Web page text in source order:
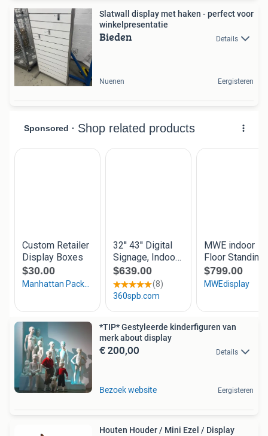
Slatwall display met haken - perfect voor
winkelpresentatie
Bieden Details
Nuenen Eergisteren
*TIP* Gestyleerde kinderfiguren van
merk about display
€ 200,00 Details
Bezoek website Eergisteren
Houten Houder / Mini Ezel / Display